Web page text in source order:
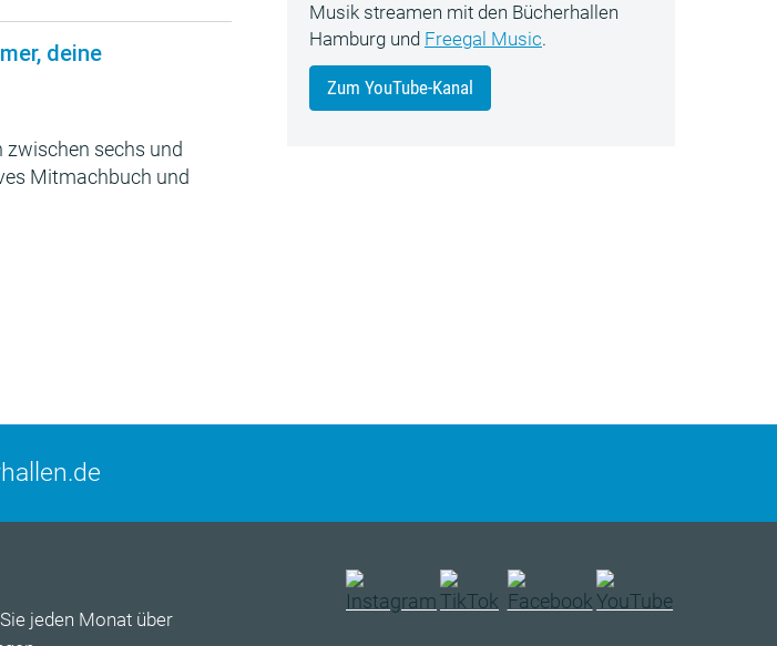
deine
sechs und
Mitmachbuch und
Musik streamen mit den Bücherhallen
Hamburg und Freegal Music.
Zum YouTube-Kanal
jeden Monat über